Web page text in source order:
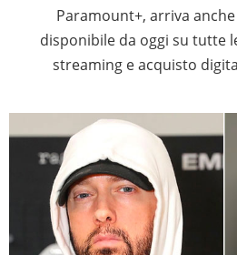
Paramount+, arriva
disponibile da oggi su tutte
streaming e acquisto